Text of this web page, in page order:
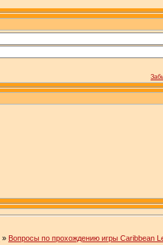
» Вопросы по прохождению игры Caribbean